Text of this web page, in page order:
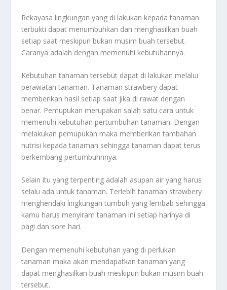
Rekayasa lingkungan yang di lakukan kepada tanaman
terbukti dapat menumbuhkan dan menghasilkan buah
setiap saat meskipun bukan musim buah tersebut.
Caranya adalah dengan memenuhi kebutuhannya.
Kebutuhan tanaman tersebut dapat di lakukan melalui
perawatan tanaman. Tanaman strawbery dapat
memberikan hasil setiap saat jika di rawat dengan
benar. Pemupukan merupakan salah satu cara untuk
memenuhi kebutuhan pertumbuhan tanaman. Dengan
melakukan pemupukan maka memberikan tambahan
nutrisi kepada tanaman sehingga tanaman dapat terus
berkembang pertumbuhnnya.
Selain itu yang terpenting adalah asupan air yang harus
selalu ada untuk tanaman. Terlebih tanaman strawbery
menghendaki lingkungan tumbuh yang lembab sehingga
kamu harus menyiram tanaman ini setiap harinya di
pagi dan sore hari.
Dengan memenuhi kebutuhan yang di perlukan
tanaman maka akan mendapatkan tanaman yang
dapat menghasilkan buah meskipun bukan musim buah
tersebut.